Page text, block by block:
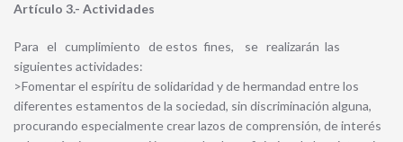
Artículo 3.- Actividades
Para el cumplimiento de estos fines, se realizarán las
siguientes actividades:
>Fomentar el espíritu de solidaridad y de hermandad entre los
diferentes estamentos de la sociedad, sin discriminación alguna,
procurando especialmente crear lazos de comprensión, de interés